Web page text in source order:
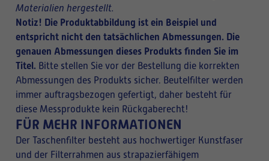
Materialien hergestellt.
Notiz! Die Produktabbildung ist ein Beispiel und
entspricht nicht den tatsächlichen Abmessungen. Die
genauen Abmessungen dieses Produkts finden Sie im
Titel. Bitte stellen Sie vor der Bestellung die korrekten
Abmessungen des Produkts sicher. Beutelfilter werden
immer auftragsbezogen gefertigt, daher besteht für
diese Messprodukte kein Rückgaberecht!
FÜR MEHR INFORMATIONEN
Der Taschenfilter besteht aus hochwertiger Kunstfaser
und der Filterrahmen aus strapazierfähigem